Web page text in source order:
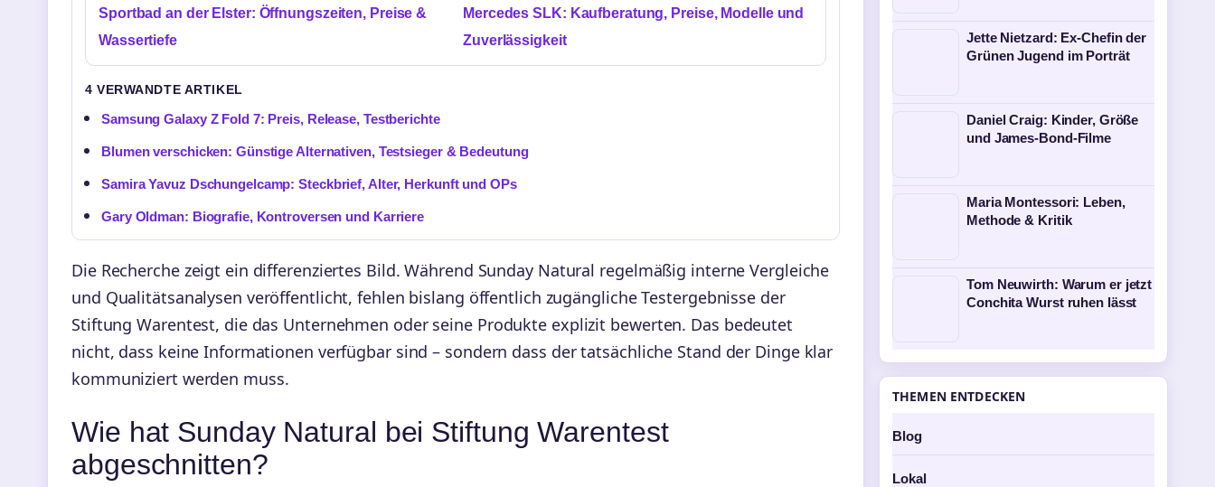
Sportbad an der Elster: Öffnungszeiten, Preise &
Wassertiefe
Mercedes SLK: Kaufberatung, Preise, Modelle und
Zuverlässigkeit
4 VERWANDTE ARTIKEL
Samsung Galaxy Z Fold 7: Preis, Release, Testberichte
Blumen verschicken: Günstige Alternativen, Testsieger & Bedeutung
Samira Yavuz Dschungelcamp: Steckbrief, Alter, Herkunft und OPs
Gary Oldman: Biografie, Kontroversen und Karriere
Die Recherche zeigt ein differenziertes Bild. Während Sunday Natural regelmäßig interne Vergleiche
und Qualitätsanalysen veröffentlicht, fehlen bislang öffentlich zugängliche Testergebnisse der
Stiftung Warentest, die das Unternehmen oder seine Produkte explizit bewerten. Das bedeutet
nicht, dass keine Informationen verfügbar sind – sondern dass der tatsächliche Stand der Dinge klar
kommuniziert werden muss.
Wie hat Sunday Natural bei Stiftung Warentest
abgeschnitten?
Jette Nietzard: Ex-Chefin der
Grünen Jugend im Porträt
Daniel Craig: Kinder, Größe
und James-Bond-Filme
Maria Montessori: Leben,
Methode & Kritik
Tom Neuwirth: Warum er jetzt
Conchita Wurst ruhen lässt
THEMEN ENTDECKEN
Blog
Lokal